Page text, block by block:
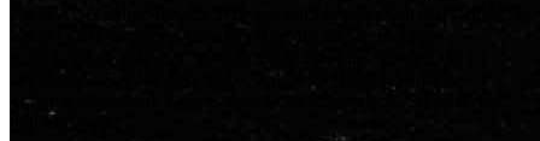
Training, Sanarium, Gegenstrom-Schwimmbereich, Sonnenwiese